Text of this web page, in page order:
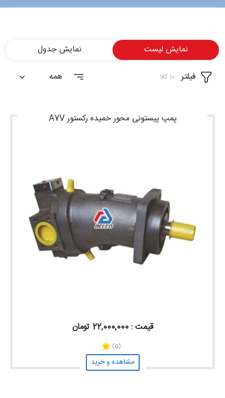
تماس
با ما
درباره
نمایش لیست
نمایش جدول
فیلتر
10 کالا
پمپ پیستونی محور خمیده رکستور A7V
قیمت : 22,000,000 تومان
(5)
مشاهده و خرید